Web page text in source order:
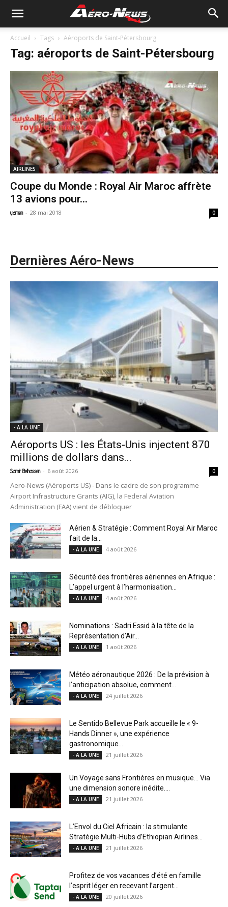
Accueil Tags Aéroports de Saint-Pétersbourg
Tag: aéroports de Saint-Pétersbourg
AIRLINES
Coupe du Monde : Royal Air Maroc affrète
13 avions pour...
yamen - 28 mai 2018 0
Dernières Aéro-News
- A LA UNE
Aéroports US : les États-Unis injectent 870
millions de dollars dans...
Samir Belhassen - 6 août 2026 0
Aero-News (Aéroports US) - Dans le cadre de son programme
Airport Infrastructure Grants (AIG), la Federal Aviation
Administration (FAA) vient de débloquer
Aérien & Stratégie : Comment Royal Air Maroc
fait de la...
- A LA UNE 4 août 2026
Sécurité des frontières aériennes en Afrique :
L’appel urgent à l’harmonisation...
- A LA UNE 4 août 2026
Nominations : Sadri Essid à la tête de la
Représentation d’Air...
- A LA UNE 1 août 2026
Météo aéronautique 2026 : De la prévision à
l’anticipation absolue, comment...
- A LA UNE 24 juillet 2026
Le Sentido Bellevue Park accueille le « 9-
Hands Dinner », une expérience
gastronomique...
- A LA UNE 21 juillet 2026
Un Voyage sans Frontières en musique… Via
une dimension sonore inédite....
- A LA UNE 21 juillet 2026
L’Envol du Ciel Africain : la stimulante
Stratégie Multi-Hubs d’Ethiopian Airlines...
- A LA UNE 21 juillet 2026
Profitez de vos vacances d’été en famille
l’esprit léger en recevant l’argent...
- A LA UNE 20 juillet 2026